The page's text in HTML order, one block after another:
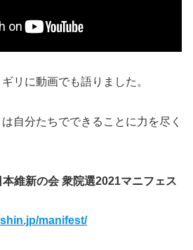
リに動画でも語りました。
自分たちでできることに力を尽く
維新の会 衆院選2021マニフェス
manifest/